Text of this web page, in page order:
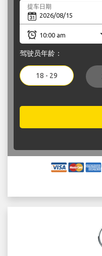
提车日期
驾驶员年龄：
18 - 29